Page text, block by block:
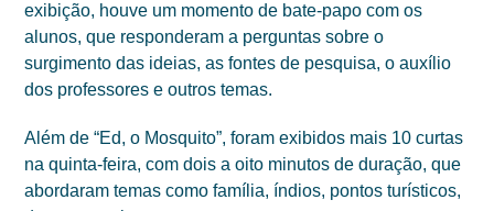
exibição, houve um momento de bate-papo com os
alunos, que responderam a perguntas sobre o
surgimento das ideias, as fontes de pesquisa, o auxílio
dos professores e outros temas.
Além de “Ed, o Mosquito”, foram exibidos mais 10 curtas
na quinta-feira, com dois a oito minutos de duração, que
abordaram temas como família, índios, pontos turísticos,